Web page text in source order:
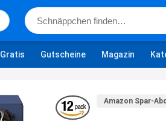
Gratis Gutscheine Magazin
Amazon Spar-